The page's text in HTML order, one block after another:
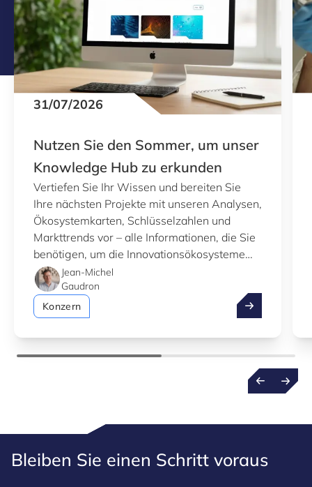
31/07/2026
Nutzen Sie den Sommer, um unser
Knowledge Hub zu erkunden
Vertiefen Sie Ihr Wissen und bereiten Sie
Ihre nächsten Projekte mit unseren Analysen,
Ökosystemkarten, Schlüsselzahlen und
Markttrends vor – alle Informationen, die Sie
benötigen, um die Innovationsökosysteme
Luxemburgs besser zu verstehen.
Jean-Michel
Gaudron
Konzern
Nutzen Sie
Bleiben Sie einen Schritt voraus